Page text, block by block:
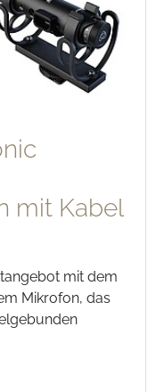
mit Kabel
mit dem
Mikrofon, das